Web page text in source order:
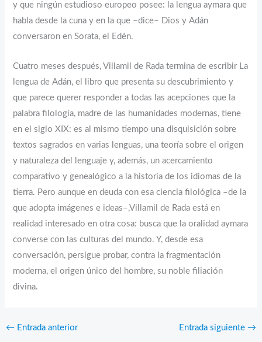
y que ningún estudioso europeo posee: la lengua aymara que
habla desde la cuna y en la que –dice– Dios y Adán
conversaron en Sorata, el Edén.
Cuatro meses después, Villamil de Rada termina de escribir La
lengua de Adán, el libro que presenta su descubrimiento y
que parece querer responder a todas las acepciones que la
palabra filología, madre de las humanidades modernas, tiene
en el siglo XIX: es al mismo tiempo una disquisición sobre
textos sagrados en varias lenguas, una teoría sobre el origen
y naturaleza del lenguaje y, además, un acercamiento
comparativo y genealógico a la historia de los idiomas de la
tierra. Pero aunque en deuda con esa ciencia filológica –de la
que adopta imágenes e ideas–,Villamil de Rada está en
realidad interesado en otra cosa: busca que la oralidad aymara
converse con las culturas del mundo. Y, desde esa
conversación, persigue probar, contra la fragmentación
moderna, el origen único del hombre, su noble filiación
divina.
← Entrada anterior Entrada siguiente →